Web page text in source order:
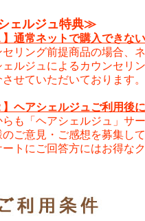
ェルジュ特典≫
】通常ネットで購入できな
ング前提商品の場合、ネ
ジュによるカウンセリン
ていただいております。
】ヘアシェルジュご利用後
「ヘアシェルジュ」サー
意見・ご感想を募集して
にご回答方にはお得なク